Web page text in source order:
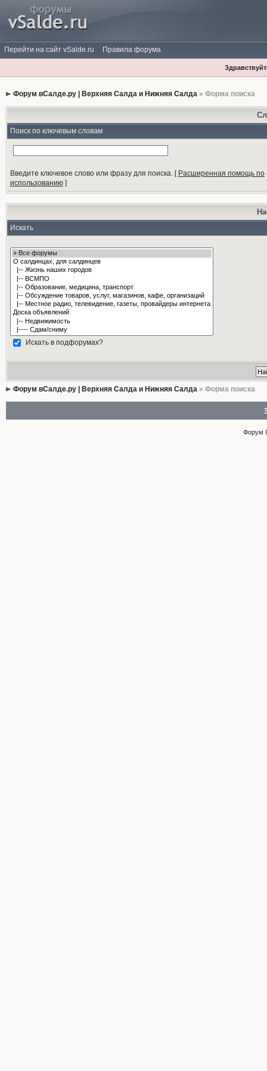
Перейти на сайт vSalde.ru Правила форума
Форум вСалде.ру | Верхняя Салда и Нижняя Салда» Форма поиска
Поиск по ключевым словам
Введите ключевое слово или фразу для поиска.[ Расширенная помощь по
использованию]
Искать
Искать в подфорумах?
Форум вСалде.ру | Верхняя Салда и Нижняя Салда» Форма поиска
Форум